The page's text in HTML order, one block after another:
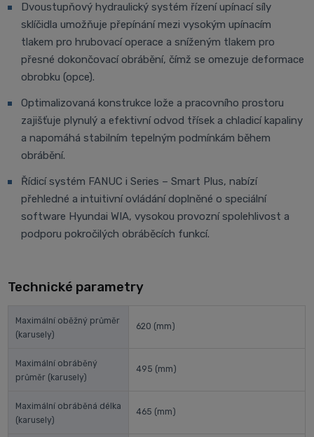
Dvoustupňový hydraulický systém řízení upínací síly
sklíčidla umožňuje přepínání mezi vysokým upínacím
tlakem pro hrubovací operace a sníženým tlakem pro
přesné dokončovací obrábění, čímž se omezuje deformace
obrobku (opce).
Optimalizovaná konstrukce lože a pracovního prostoru
zajišťuje plynulý a efektivní odvod třísek a chladicí kapaliny
a napomáhá stabilním tepelným podmínkám během
obrábění.
Řídicí systém FANUC i Series – Smart Plus, nabízí
přehledné a intuitivní ovládání doplněné o speciální
software Hyundai WIA, vysokou provozní spolehlivost a
podporu pokročilých obráběcích funkcí.
Technické parametry
Maximální oběžný průměr
(karusely)
620 (mm)
Maximální obráběný
průměr (karusely)
495 (mm)
Maximální obráběná délka
(karusely)
465 (mm)